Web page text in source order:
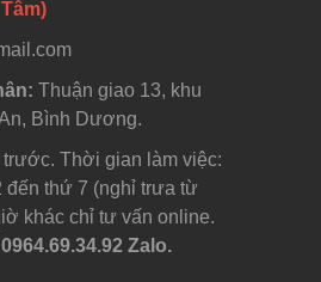
Thuận giao 13, khu
Bình Dương.
Thời gian làm việc:
đến thứ 7 (nghỉ trưa từ
khác chỉ tư vấn online.
0964.69.34.92 Zalo.